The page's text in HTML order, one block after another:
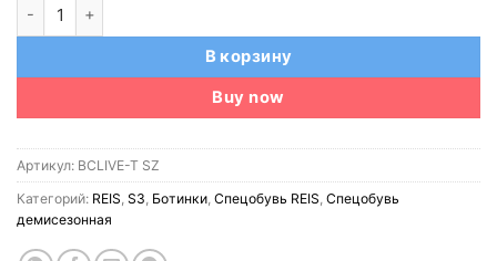
В корзину
Buy now
Артикул: BCLIVE-T SZ
Категорий: REIS, S3, Ботинки, Спецобувь REIS, Спецобувь
демисезонная